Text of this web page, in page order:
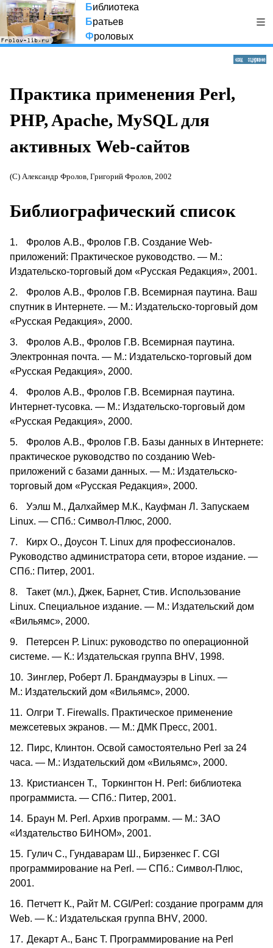
Библиотека
Братьев
Фроловых
Практика применения Perl,
PHP, Apache, MySQL для
активных Web-сайтов
(С) Александр Фролов, Григорий Фролов, 2002
Библиографический список
1. Фролов А.В., Фролов Г.В. Создание Web-
приложений: Практическое руководство. — М.:
Издательско-торговый дом «Русская Редакция», 2001.
2.
Фролов А.В., Фролов Г.В. Всемирная паутина. Ваш
спутник в Интернете. — М.: Издательско-торговый дом
«Русская Редакция», 2000.
3.
Фролов А.В., Фролов Г.В. Всемирная паутина.
Электронная почта. — М.: Издательско-торговый дом
«Русская Редакция», 2000.
4.
Фролов А.В., Фролов Г.В. Всемирная паутина.
Интернет-тусовка. — М.: Издательско-торговый дом
«Русская Редакция», 2000.
5.
Фролов А.В., Фролов Г.В. Базы данных в Интернете:
практическое руководство по созданию Web-
приложений с базами данных. — М.: Издательско-
торговый дом «Русская Редакция», 2000.
6.
Уэлш М., Далхаймер М.К., Кауфман Л. Запускаем
Linux. — СПб.: Символ-Плюс, 2000.
7.
Кирх О., Доусон Т. Linux для профессионалов.
Руководство администратора сети, второе издание. —
СПб.: Питер, 2001.
8.
Такет (мл.), Джек, Барнет, Стив. Использование
Linux. Специальное издание. — М.: Издательский дом
«Вильямс», 2000.
9.
Петерсен Р. Linux: руководство по операционной
системе. — К.: Издательская группа BHV, 1998.
10. Зинглер, Роберт Л. Брандмауэры в Linux. —
М.: Издательский дом «Вильямс», 2000.
11. Олгри Т. Firewalls. Практическое применение
межсетевых экранов. — М.: ДМК Пресс, 2001.
12. Пирс, Клинтон. Освой самостоятельно Perl за 24
часа. — М.: Издательский дом «Вильямс», 2000.
13. Кристиансен Т., Торкингтон Н. Perl : библиотека
программиста. — СПб.: Питер, 2001.
14. Браун М. Perl . Архив программ. — М.: ЗАО
«Издательство БИНОМ», 2001.
15. Гулич С., Гундаварам Ш., Бирзенкес Г. CGI
программирование на Perl . — СПб.: Символ-Плюс,
2001.
16. Петчетт К., Райт М. CGI /Perl : создание программ для
Web. — К.: Издательская группа BHV, 2000.
17. Декарт А., Банс Т. Программирование на Perl